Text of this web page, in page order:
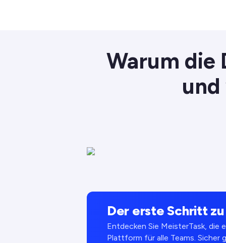
Warum die
Der erste Schritt
Entdecken Sie MeisterTask,
Plattform für alle Teams. Sicher